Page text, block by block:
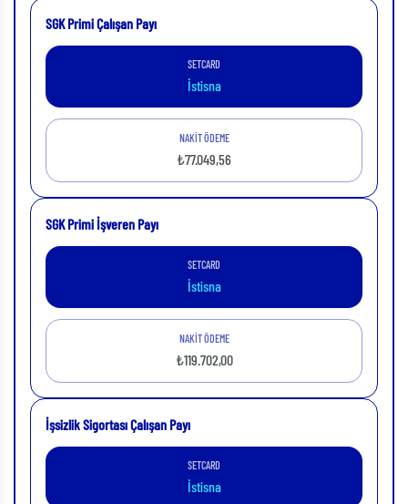
SGK Primi Çalışan Payı
SETCARD
İstisna
NAKİT ÖDEME
₺77.049,56
SGK Primi İşveren Payı
SETCARD
İstisna
NAKİT ÖDEME
₺119.702,00
İşsizlik Sigortası Çalışan Payı
SETCARD
İstisna